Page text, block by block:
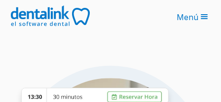
Sobre nosotros
Menú